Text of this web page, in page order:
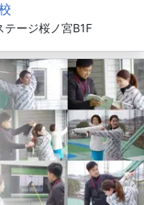
ージ桜ノ宮B1F